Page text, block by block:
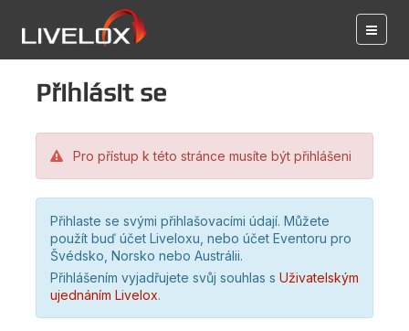
Přihlásit se
Pro přístup k této stránce musíte být přihlášeni
Přihlaste se svými přihlašovacími údají. Můžete
použít buď účet Liveloxu, nebo účet Eventoru pro
Švédsko, Norsko nebo Austrálii.
Přihlášením vyjadřujete svůj souhlas s Uživatelským
ujednáním Livelox.